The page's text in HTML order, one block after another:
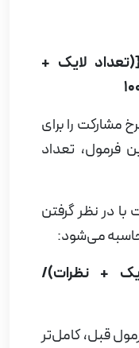
لایک +
مشارکت را برای
تعداد
در نظر گرفتن
می‌شود:
+ نظرات)/
قبل، کامل‌تر